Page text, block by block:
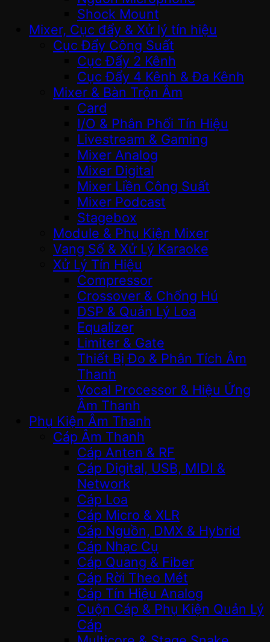
Shock Mount
Mixer, Cục đẩy & Xử lý tín hiệu
Cục Đẩy Công Suất
Cục Đẩy 2 Kênh
Cục Đẩy 4 Kênh & Đa Kênh
Mixer & Bàn Trộn Âm
Card
I/O & Phân Phối Tín Hiệu
Livestream & Gaming
Mixer Analog
Mixer Digital
Mixer Liền Công Suất
Mixer Podcast
Stagebox
Module & Phụ Kiện Mixer
Vang Số & Xử Lý Karaoke
Xử Lý Tín Hiệu
Compressor
Crossover & Chống Hú
DSP & Quản Lý Loa
Equalizer
Limiter & Gate
Thiết Bị Đo & Phân Tích Âm
Thanh
Vocal Processor & Hiệu Ứng
Âm Thanh
Phụ Kiện Âm Thanh
Cáp Âm Thanh
Cáp Anten & RF
Cáp Digital, USB, MIDI &
Network
Cáp Loa
Cáp Micro & XLR
Cáp Nguồn, DMX & Hybrid
Cáp Nhạc Cụ
Cáp Quang & Fiber
Cáp Rời Theo Mét
Cáp Tín Hiệu Analog
Cuộn Cáp & Phụ Kiện Quản Lý
Cáp